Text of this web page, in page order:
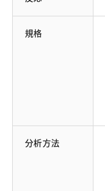
規格
分析方法